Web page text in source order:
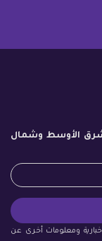
الأوسط وشمال
ومعلومات أخرى عن